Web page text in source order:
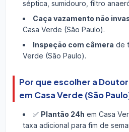
séptica, sumidouro, filtro
Caça vazamento não
Casa Verde (São Paulo).
Inspeção com câmera de
Verde (São Paulo).
Por que escolher a
em Casa Verde (São
✅ Plantão 24h em Casa
taxa adicional para fim de